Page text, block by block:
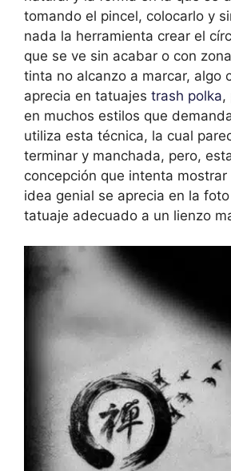
tomando el pincel, colocarlo y
nada la herramienta crear el
que se ve sin acabar o con
tinta no alcanzo a marcar, algo
aprecia en tatuajes trash polka,
en muchos estilos que
utiliza esta técnica, la cual
terminar y manchada, pero,
concepción que intenta mostrar
idea genial se aprecia en la
tatuaje adecuado a un lienzo